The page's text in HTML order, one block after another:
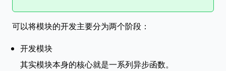
可以将模块的开发主要分为两个阶段：
开发模块
其实模块本身的核心就是一系列异步函数。